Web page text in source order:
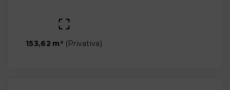
153,62 m² (Privativa)